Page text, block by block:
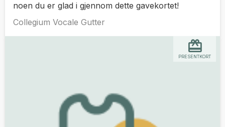
noen du er glad i gjennom dette gavekortet!
Collegium Vocale Gutter
PRESENTKORT